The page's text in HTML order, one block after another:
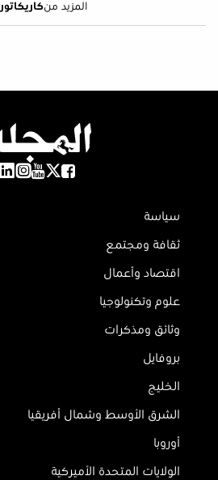
المزيد منكاريكاتور
سياسة
ثقافة ومجتمع
اقتصاد وأعمال
علوم وتكنولوجيا
وثائق ومذكرات
بروفايل
الخليج
الشرق الأوسط وشمال أفريقيا
أوروبا
الولايات المتحدة الأميركية